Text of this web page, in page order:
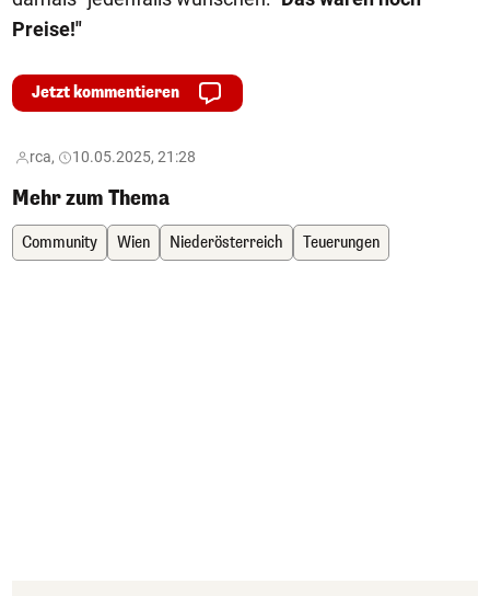
Preise!"
Jetzt kommentieren
rca, 10.05.2025, 21:28
Mehr zum Thema
Community Wien Niederösterreich Teuerungen